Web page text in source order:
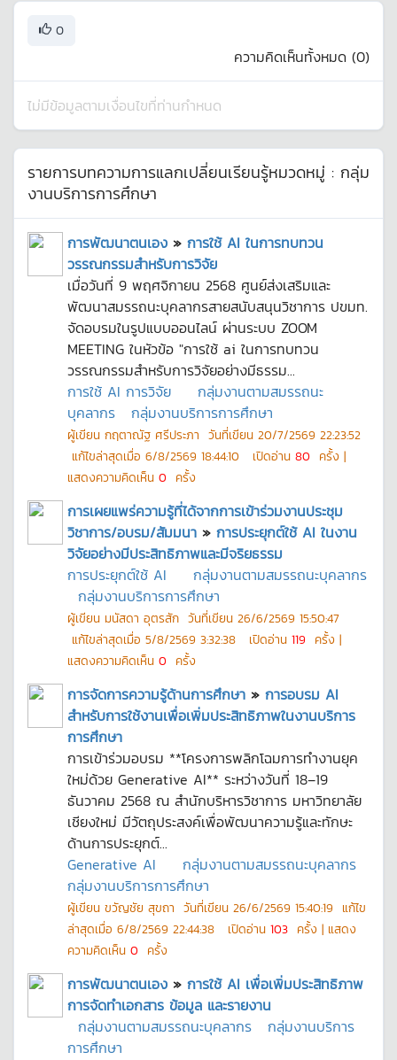
0
ความคิดเห็นทั้งหมด (0)
ไม่มีข้อมูลตามเงื่อนไขที่ท่านกำหนด
รายการบทความการแลกเปลี่ยนเรียนรู้หมวดหมู่ : กลุ่ม
งานบริการการศึกษา
การพัฒนาตนเอง » การใช้ AI ในการทบทวน
วรรณกรรมสำหรับการวิจัย
เมื่อวันที่ 9 พฤศจิกายน 2568 ศูนย์ส่งเสริมและ
พัฒนาสมรรถนะบุคลากรสายสนับสนุนวิชาการ ปขมท.
จัดอบรมในรูปแบบออนไลน์ ผ่านระบบ ZOOM
MEETING ในหัวข้อ "การใช้ ai ในการทบทวน
วรรณกรรมสำหรับการวิจัยอย่างมีธรรม...
การใช้ AI การวิจัย
กลุ่มงานตามสมรรถนะ
บุคลากร
กลุ่มงานบริการการศึกษา
ผู้เขียน กฤตาณัฐ ศรีประภา วันที่เขียน 20/7/2569 22:23:52
แก้ไขล่าสุดเมื่อ 6/8/2569 18:44:10 เปิดอ่าน 80 ครั้ง |
แสดงความคิดเห็น 0 ครั้ง
การเผยแพร่ความรู้ที่ได้จากการเข้าร่วมงานประชุม
วิชาการ/อบรม/สัมมนา » การประยุกต์ใช้ AI ในงาน
วิจัยอย่างมีประสิทธิภาพและมีจริยธรรม
การประยุกต์ใช้ AI
กลุ่มงานตามสมรรถนะบุคลากร
กลุ่มงานบริการการศึกษา
ผู้เขียน มนัสดา อุตรสัก วันที่เขียน 26/6/2569 15:50:47
แก้ไขล่าสุดเมื่อ 5/8/2569 3:32:38 เปิดอ่าน 119 ครั้ง |
แสดงความคิดเห็น 0 ครั้ง
การจัดการความรู้ด้านการศึกษา » การอบรม AI
สำหรับการใช้งานเพื่อเพิ่มประสิทธิภาพในงานบริการ
การศึกษา
การเข้าร่วมอบรม **โครงการพลิกโฉมการทำงานยุค
ใหม่ด้วย Generative AI** ระหว่างวันที่ 18–19
ธันวาคม 2568 ณ สำนักบริหารวิชาการ มหาวิทยาลัย
เชียงใหม่ มีวัตถุประสงค์เพื่อพัฒนาความรู้และทักษะ
ด้านการประยุกต์...
Generative AI
กลุ่มงานตามสมรรถนะบุคลากร
กลุ่มงานบริการการศึกษา
ผู้เขียน ขวัญชัย สุขถา วันที่เขียน 26/6/2569 15:40:19 แก้ไข
ล่าสุดเมื่อ 6/8/2569 22:44:38 เปิดอ่าน 103 ครั้ง | แสดง
ความคิดเห็น 0 ครั้ง
การพัฒนาตนเอง » การใช้ AI เพื่อเพิ่มประสิทธิภาพ
การจัดทำเอกสาร ข้อมูล และรายงาน
กลุ่มงานตามสมรรถนะบุคลากร
กลุ่มงานบริการ
การศึกษา